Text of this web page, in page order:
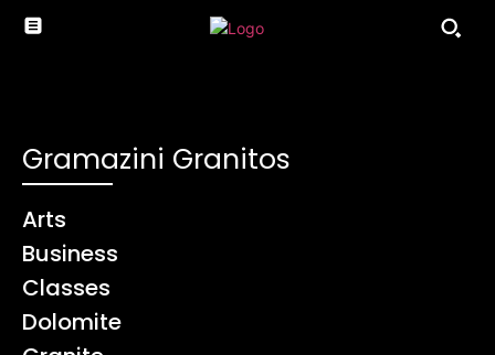
Gramazini Granitos
Arts
Business
Classes
Dolomite